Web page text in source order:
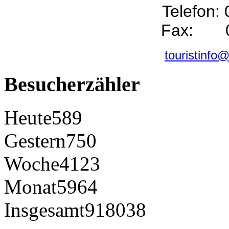
Telefon:
Fax:
Besucherzähler
Heute589
Gestern750
Woche4123
Monat5964
Insgesamt918038